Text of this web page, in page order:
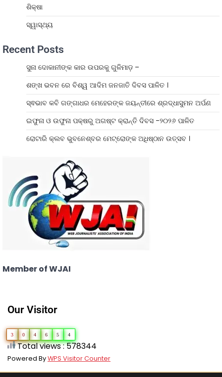
ଶିକ୍ଷା
ସ୍ୱାସ୍ଥ୍ୟ
Recent Posts
ସୁନା ଦୋକାନୀଙ୍କ କାର ଉପରକୁ ଗୁଳିମାଡ଼ –
ଶଙ୍ଖ ଭବନ ରେ ବିଶ୍ୱ ଆଦିମ ଜନଜାତି ଦିବସ ପାଳିତ ।
ସ୍ଵଭାବ କବି ଗଙ୍ଗାଧର ମେହେରଙ୍କ ଜୟନ୍ତୀରେ ଶ୍ରଦ୍ଧାସୁମନ ଅର୍ପଣ
ଇଫୁନା ଓ ଉଫୁନା ପକ୍ଷରୁ ଅଗଷ୍ଟ କ୍ରାନ୍ତି ଦିବସ -୨୦୨୬ ପାଳିତ
ରୋଟାରି କ୍ଲବ ଭୁବନେଶ୍ବର ମେଟ୍ରୋଙ୍କ ଅଧିଷ୍ଠାନ ଉତ୍ସବ ।
Member of WJAI
Our Visitor
3 0 4 6 5 4
Total views : 578344
Powered ByWPS Visitor Counter